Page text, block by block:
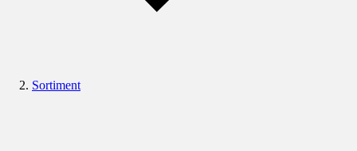
Sortiment